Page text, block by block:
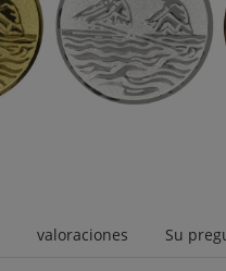
valoraciones Su